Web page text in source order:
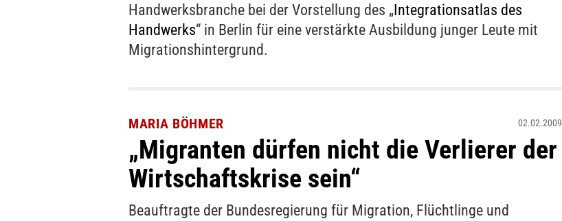
Handwerksbranche bei der Vorstellung des „Integrationsatlas des
Handwerks“ in Berlin für eine verstärkte Ausbildung junger Leute mit
Migrationshintergrund.
MARIA BÖHMER
„Migranten dürfen nicht die Verlierer der
Wirtschaftskrise sein“
02.02.2009
Beauftragte der Bundesregierung für Migration, Flüchtlinge und